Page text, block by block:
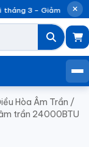
3 – Giảm đến
Hòa Âm Trần /
trần 24000BTU